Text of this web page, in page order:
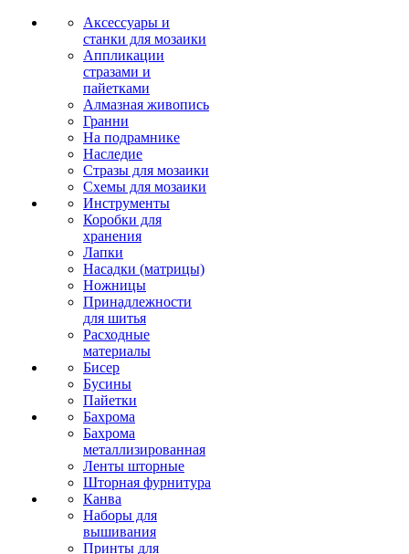
Аксессуары и
станки для мозаики
Аппликации
стразами и
пайетками
Алмазная живопись
Гранни
На подрамнике
Наследие
Стразы для мозаики
Схемы для мозаики
Инструменты
Коробки для
хранения
Лапки
Насадки (матрицы)
Ножницы
Принадлежности
для шитья
Расходные
материалы
Бисер
Бусины
Пайетки
Бахрома
Бахрома
металлизированная
Ленты шторные
Шторная фурнитура
Канва
Наборы для
вышивания
Принты для